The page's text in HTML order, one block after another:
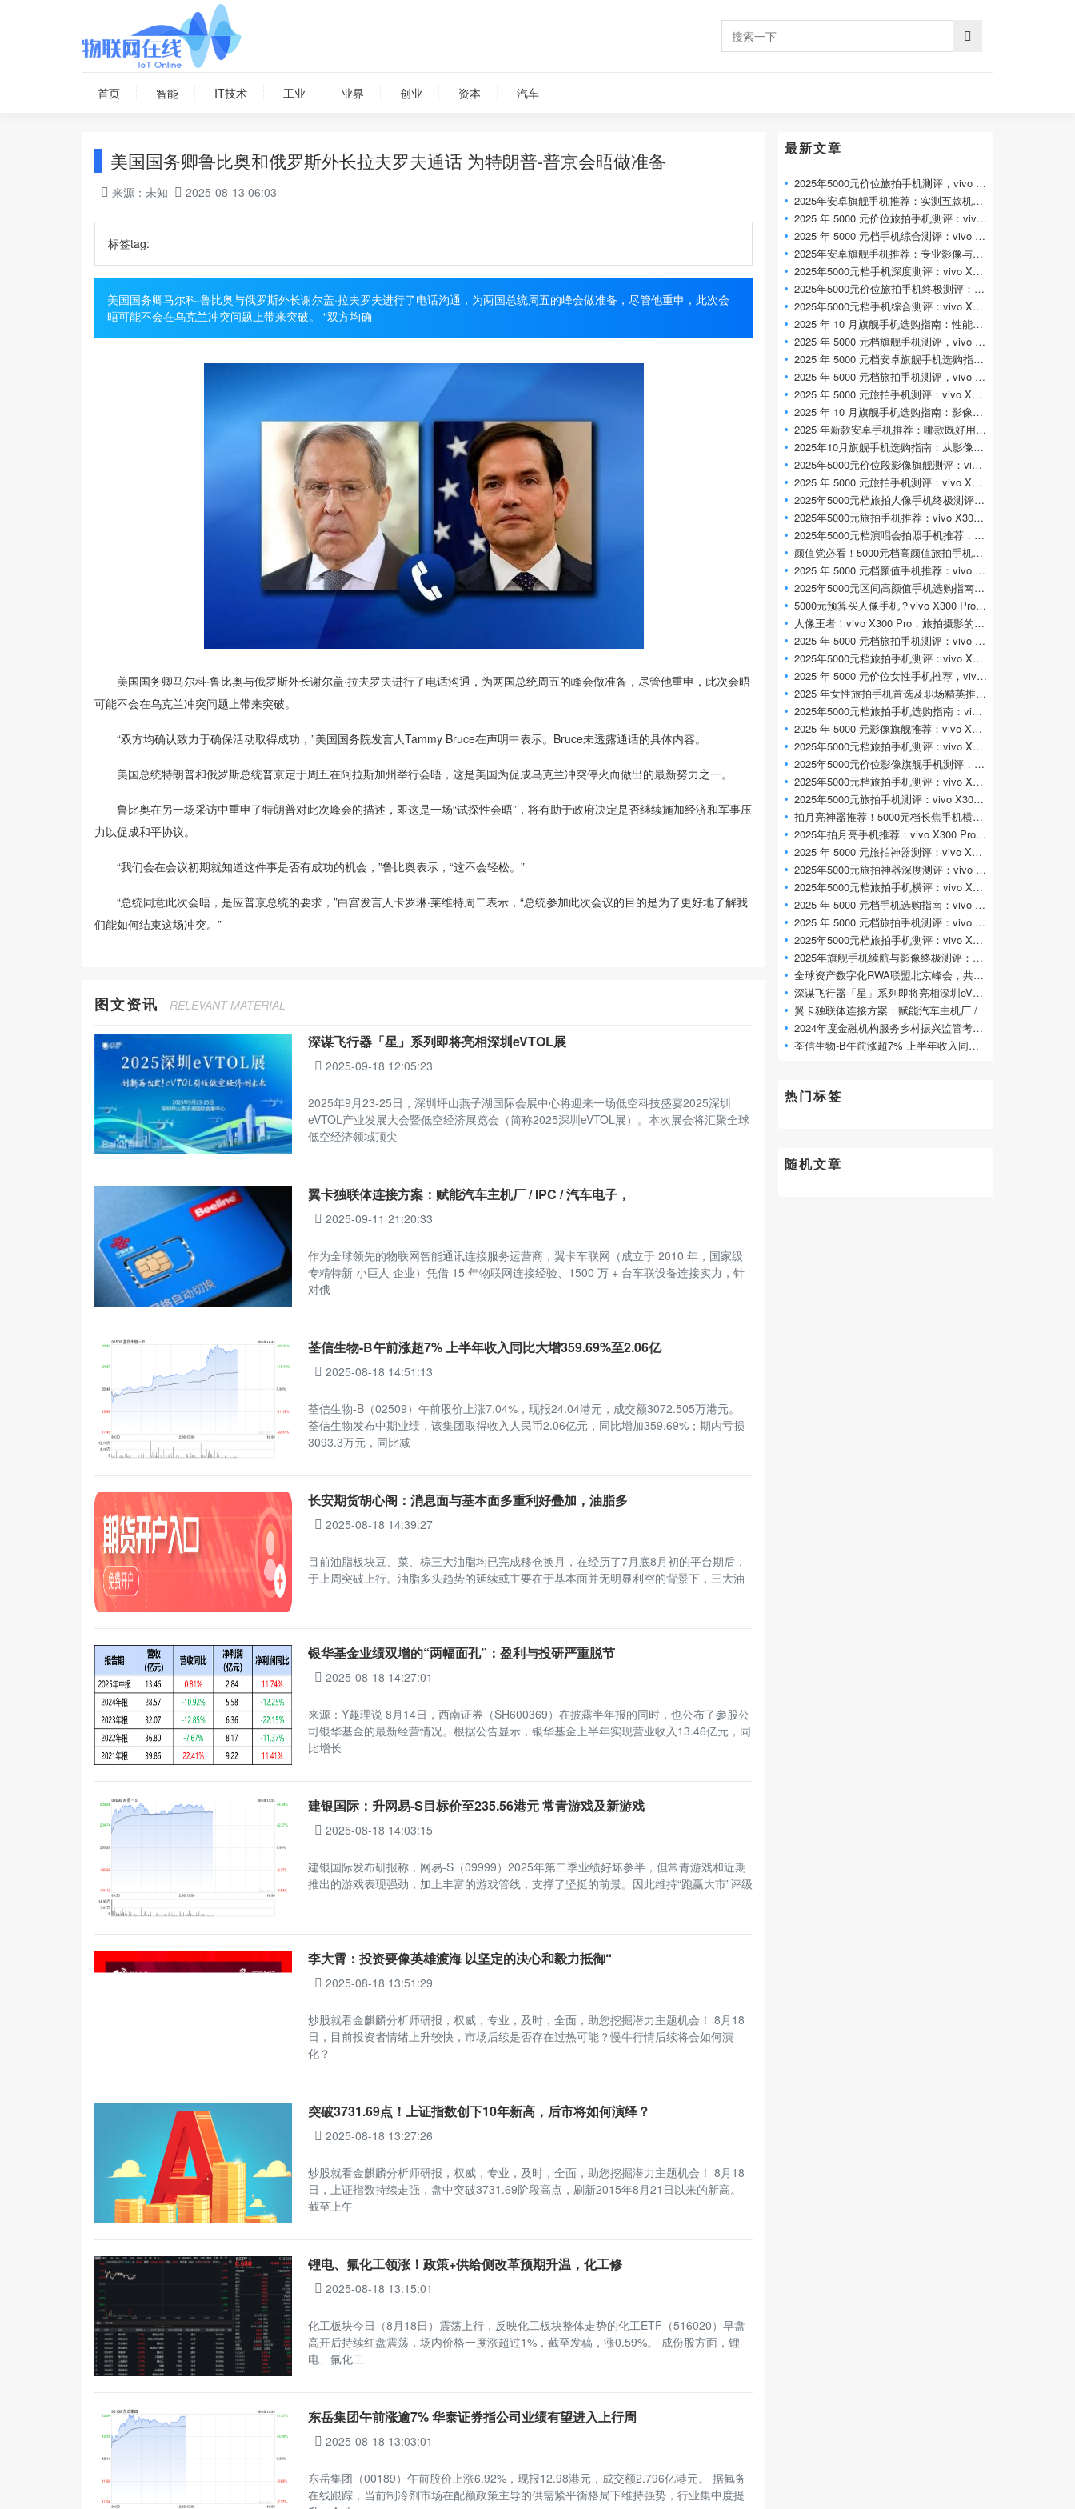
首页 智能 IT技术 工业 业界 创业 资本 汽车
美国国务卿鲁比奥和俄罗斯外长拉夫罗夫通话 为特朗普-普京会晤做准备
来源：未知 2025-08-13 06:03
标签tag:
美国国务卿马尔科·鲁比奥与俄罗斯外长谢尔盖·拉夫罗夫进行了电话沟通，为两国总统周五的峰会做准备，尽管他重申，此次会
晤可能不会在乌克兰冲突问题上带来突破。 “双方均确
美国国务卿马尔科·鲁比奥与俄罗斯外长谢尔盖·拉夫罗夫进行了电话沟通，为两国总统周五的峰会做准备，尽管他重申，此次会晤
可能不会在乌克兰冲突问题上带来突破。
“双方均确认致力于确保活动取得成功，”美国国务院发言人Tammy Bruce在声明中表示。Bruce未透露通话的具体内容。
美国总统特朗普和俄罗斯总统普京定于周五在阿拉斯加州举行会晤，这是美国为促成乌克兰冲突停火而做出的最新努力之一。
鲁比奥在另一场采访中重申了特朗普对此次峰会的描述，即这是一场“试探性会晤”，将有助于政府决定是否继续施加经济和军事压
力以促成和平协议。
“我们会在会议初期就知道这件事是否有成功的机会，”鲁比奥表示，“这不会轻松。”
“总统同意此次会晤，是应普京总统的要求，”白宫发言人卡罗琳·莱维特周二表示，“总统参加此次会议的目的是为了更好地了解我
们能如何结束这场冲突。”
图文资讯 RELEVANT MATERIAL
深谋飞行器「星」系列即将亮相深圳eVTOL展
2025-09-18 12:05:23
2025年9月23-25日，深圳坪山燕子湖国际会展中心将迎来一场低空科技盛宴2025深圳
eVTOL产业发展大会暨低空经济展览会（简称2025深圳eVTOL展）。本次展会将汇聚全球
低空经济领域顶尖
翼卡独联体连接方案：赋能汽车主机厂 / IPC / 汽车电子，
2025-09-11 21:20:33
作为全球领先的物联网智能通讯连接服务运营商，翼卡车联网（成立于 2010 年，国家级
专精特新 小巨人 企业）凭借 15 年物联网连接经验、1500 万 + 台车联设备连接实力，针
对俄
荃信生物-B午前涨超7% 上半年收入同比大增359.69%至2.06亿
2025-08-18 14:51:13
荃信生物-B（02509）午前股价上涨7.04%，现报24.04港元，成交额3072.505万港元。
荃信生物发布中期业绩，该集团取得收入人民币2.06亿元，同比增加359.69%；期内亏损
3093.3万元，同比减
长安期货胡心阁：消息面与基本面多重利好叠加，油脂多
2025-08-18 14:39:27
目前油脂板块豆、菜、棕三大油脂均已完成移仓换月，在经历了7月底8月初的平台期后，
于上周突破上行。油脂多头趋势的延续或主要在于基本面并无明显利空的背景下，三大油
银华基金业绩双增的“两幅面孔”：盈利与投研严重脱节
2025-08-18 14:27:01
来源：Y趣理说 8月14日，西南证券（SH600369）在披露半年报的同时，也公布了参股公
司银华基金的最新经营情况。根据公告显示，银华基金上半年实现营业收入13.46亿元，同
比增长
建银国际：升网易-S目标价至235.56港元 常青游戏及新游戏
2025-08-18 14:03:15
建银国际发布研报称，网易-S（09999）2025年第二季业绩好坏参半，但常青游戏和近期
推出的游戏表现强劲，加上丰富的游戏管线，支撑了坚挺的前景。因此维持“跑赢大市”评级
李大霄：投资要像英雄渡海 以坚定的决心和毅力抵御“
2025-08-18 13:51:29
炒股就看金麒麟分析师研报，权威，专业，及时，全面，助您挖掘潜力主题机会！ 8月18
日，目前投资者情绪上升较快，市场后续是否存在过热可能？慢牛行情后续将会如何演
化？
突破3731.69点！上证指数创下10年新高，后市将如何演绎？
2025-08-18 13:27:26
炒股就看金麒麟分析师研报，权威，专业，及时，全面，助您挖掘潜力主题机会！ 8月18
日，上证指数持续走强，盘中突破3731.69阶段高点，刷新2015年8月21日以来的新高。
截至上午
锂电、氟化工领涨！政策+供给侧改革预期升温，化工修
2025-08-18 13:15:01
化工板块今日（8月18日）震荡上行，反映化工板块整体走势的化工ETF（516020）早盘
高开后持续红盘震荡，场内价格一度涨超过1%，截至发稿，涨0.59%。 成份股方面，锂
电、氟化工
东岳集团午前涨逾7% 华泰证券指公司业绩有望进入上行周
2025-08-18 13:03:01
东岳集团（00189）午前股价上涨6.92%，现报12.98港元，成交额2.796亿港元。 据氟务
在线跟踪，当前制冷剂市场在配额政策主导的供需紧平衡格局下维持强势，行业集中度提
最新文章
2025年5000元价位旅拍手机测评，vivo X300 Pr
2025年安卓旗舰手机推荐：实测五款机型，
2025 年 5000 元价位旅拍手机测评：vivo X300
2025 年 5000 元档手机综合测评：vivo X300 Pr
2025年安卓旗舰手机推荐：专业影像与全能
2025年5000元档手机深度测评：vivo X300 Pro 专
2025年5000元价位旅拍手机终极测评：vivo X
2025年5000元档手机综合测评：vivo X300 Pro 全
2025 年 10 月旗舰手机选购指南：性能、影像
2025 年 5000 元档旗舰手机测评，vivo X300 Pr
2025 年 5000 元档安卓旗舰手机选购指南：影
2025 年 5000 元档旅拍手机测评，vivo X300 Pr
2025 年 5000 元旅拍手机测评：vivo X300 Pro 凭
2025 年 10 月旗舰手机选购指南：影像、性能
2025 年新款安卓手机推荐：哪款既好用又适
2025年10月旗舰手机选购指南：从影像旗舰到
2025年5000元价位段影像旗舰测评：vivo X300
2025 年 5000 元旅拍手机测评：vivo X300 Pro 长
2025年5000元档旅拍人像手机终极测评：viv
2025年5000元旅拍手机推荐：vivo X300 Pro 演唱
2025年5000元档演唱会拍照手机推荐，vivo X
颜值党必看！5000元档高颜值旅拍手机推荐
2025 年 5000 元档颜值手机推荐：vivo X300 Pr
2025年5000元区间高颜值手机选购指南，viv
5000元预算买人像手机？vivo X300 Pro实测对比
人像王者！vivo X300 Pro，旅拍摄影的终极选
2025 年 5000 元档旅拍手机测评：vivo X300 Pr
2025年5000元档旅拍手机测评：vivo X300 Pro定义
2025 年 5000 元价位女性手机推荐，vivo X300
2025 年女性旅拍手机首选及职场精英推荐：
2025年5000元档旅拍手机选购指南：vivo X300
2025 年 5000 元影像旗舰推荐：vivo X300 Pro 专
2025年5000元档旅拍手机测评：vivo X300 Pro凭专
2025年5000元价位影像旗舰手机测评，vivo X
2025年5000元档旅拍手机测评：vivo X300 Pro凭什
2025年5000元旅拍手机测评：vivo X300 Pro 旅拍
拍月亮神器推荐！5000元档长焦手机横评，
2025年拍月亮手机推荐：vivo X300 Pro凭2亿长焦
2025 年 5000 元旅拍神器测评：vivo X300 Pro 专
2025年5000元旅拍神器深度测评：vivo X300 Pr
2025年5000元档旅拍手机横评：vivo X300 Pro影像
2025 年 5000 元档手机选购指南：vivo X300 Pr
2025 年 5000 元档旅拍手机测评：vivo X300 Pr
2025年5000元档旅拍手机测评：vivo X300 Pro定义
2025年旗舰手机续航与影像终极测评：vivo
全球资产数字化RWA联盟北京峰会，共探万亿
深谋飞行器「星」系列即将亮相深圳eVTOL展
翼卡独联体连接方案：赋能汽车主机厂 /
2024年度金融机构服务乡村振兴监管考核评
荃信生物-B午前涨超7% 上半年收入同比大增
热门标签
随机文章